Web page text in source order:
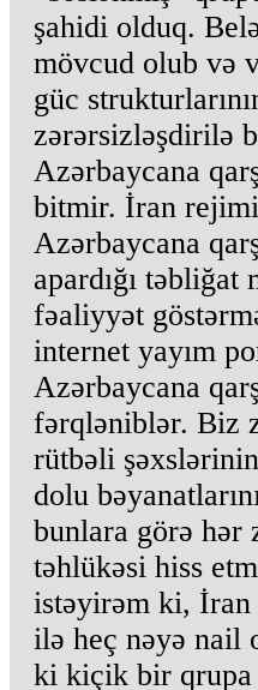
şahidi olduq.
mövcud olub və
güc
zərərsizləşdirilə
Azərbaycana
bitmir. İran
Azərbaycana
apardığı təbliğat
fəaliyyət
internet yayım
Azərbaycana
fərqləniblər. Biz
rütbəli
dolu
bunlara görə hər
təhlükəsi hiss
istəyirəm ki, İran
ilə heç nəyə nail
ki kiçik bir qrupa